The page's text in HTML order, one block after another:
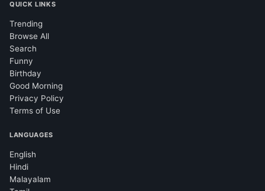
QUICK LINKS
Trending
Browse All
Search
Funny
Birthday
Good Morning
Privacy Policy
Terms of Use
LANGUAGES
English
Hindi
Malayalam